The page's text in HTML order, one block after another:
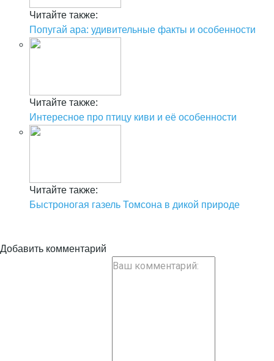
Читайте также:
Попугай ара: удивительные факты и особенности
Читайте также:
Интересное про птицу киви и её особенности
Читайте также:
Быстроногая газель Томсона в дикой природе
Добавить комментарий